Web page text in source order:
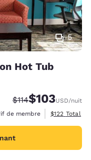
5
Hot Tub
Tarif barré :
$114Tarif réduit :
$103USD/nuit
de membre
Afficher les
$122 Total